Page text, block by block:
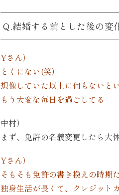
Q.結婚する前とした後の変
Yさん）
とくにない(笑)
想像していた以上に何もないと
もう大変な毎日を過ごしてる
中村）
まず、免許の名義変更したら大
Yさん）
そもそも免許の書き換えの時期
独身生活が長くて、クレジット